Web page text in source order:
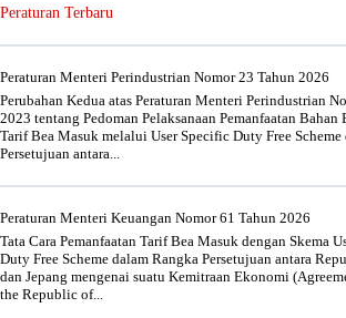
Peraturan Terbaru
Peraturan Menteri Perindustrian Nomor 23 Tahun 2026
Perubahan Kedua atas Peraturan Menteri Perindustrian
2023 tentang Pedoman Pelaksanaan Pemanfaatan Bahan
Tarif Bea Masuk melalui User Specific Duty Free Scheme
Persetujuan antara...
Peraturan Menteri Keuangan Nomor 61 Tahun 2026
Tata Cara Pemanfaatan Tarif Bea Masuk dengan Skema
Duty Free Scheme dalam Rangka Persetujuan antara
dan Jepang mengenai suatu Kemitraan Ekonomi
the Republic of...